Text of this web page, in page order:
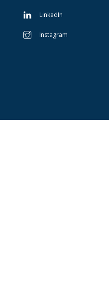
LinkedIn
Instagram